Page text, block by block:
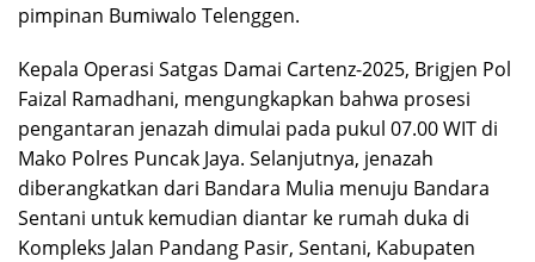
pimpinan Bumiwalo Telenggen.
Kepala Operasi Satgas Damai Cartenz-2025, Brigjen Pol
Faizal Ramadhani, mengungkapkan bahwa prosesi
pengantaran jenazah dimulai pada pukul 07.00 WIT di
Mako Polres Puncak Jaya. Selanjutnya, jenazah
diberangkatkan dari Bandara Mulia menuju Bandara
Sentani untuk kemudian diantar ke rumah duka di
Kompleks Jalan Pandang Pasir, Sentani, Kabupaten